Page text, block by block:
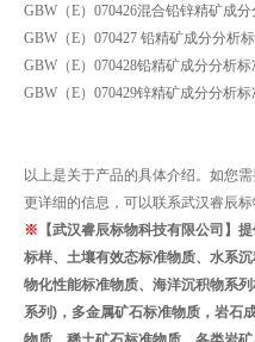
GBW（E）070426混合铅锌精矿成
GBW（E）070427 铅精矿成分分析
GBW（E）070428铅精矿成分分析标
GBW（E）070429锌精矿成分分析标
以上是关于产品的具体介绍。如您
更详细的信息，可以联系武汉睿辰标
※ 【武汉睿辰标物科技有限公司】
标样、土壤有效态标准物质、水系
物化性能标准物质、海洋沉积物系
系列) ，多金属矿石标准物质，岩石